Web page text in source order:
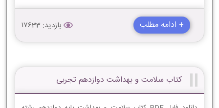
+ ادامه مطلب بازدید: 17633
کتاب سلامت و بهداشت دوازدهم تجربی